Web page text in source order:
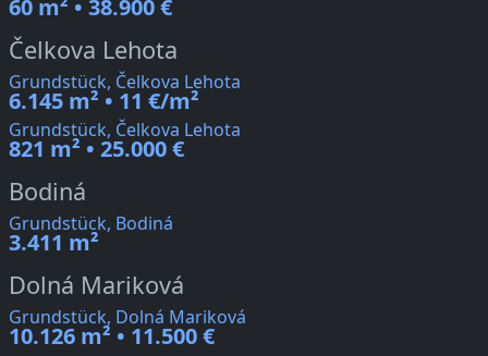
60 m² • 38.900 €
Čelkova Lehota
Grundstück, Čelkova Lehota
6.145 m² • 11 €/m²
Grundstück, Čelkova Lehota
821 m² • 25.000 €
Bodiná
Grundstück, Bodiná
3.411 m²
Dolná Mariková
Grundstück, Dolná Mariková
10.126 m² • 11.500 €